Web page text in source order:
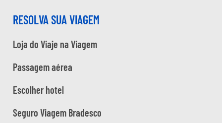
RESOLVA SUA VIAGEM
Loja do Viaje na Viagem
Passagem aérea
Escolher hotel
Seguro Viagem Bradesco